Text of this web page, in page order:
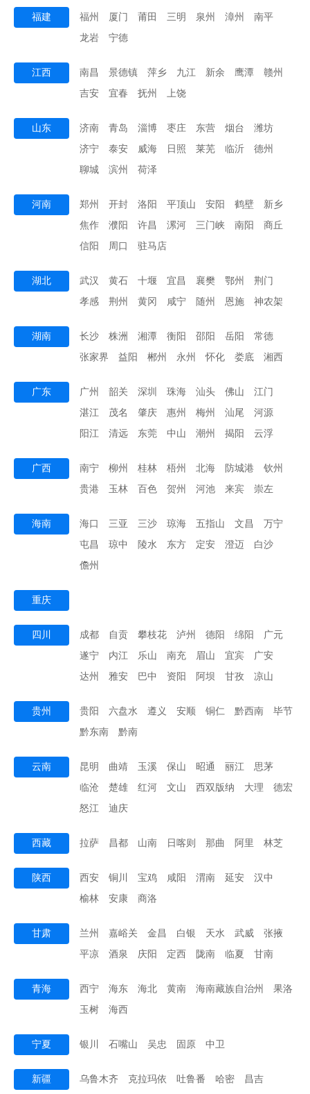
福建 福州 厦门 莆田 三明 泉州 漳州
南平
龙岩
宁德
江西 南昌 景德镇 萍乡 九江 新余 鹰潭
赣州
吉安
宜春 抚州 上饶
山东 济南 青岛 淄博 枣庄 东营 烟台
潍坊
济宁
泰安 威海 日照 莱芜 临沂
德州
聊城
滨州 荷泽
河南 郑州 开封 洛阳 平顶山 安阳 鹤壁
新乡
焦作
濮阳 许昌 漯河 三门峡 南阳
商丘
信阳
周口 驻马店
湖北 武汉 黄石 十堰 宜昌 襄樊 鄂州
荆门
孝感
荆州 黄冈 咸宁 随州 恩施 神农架
湖南 长沙 株洲 湘潭 衡阳 邵阳 岳阳
常德
张家界
益阳 郴州 永州 怀化 娄底 湘西
广东 广州 韶关 深圳 珠海 汕头 佛山
江门
湛江
茂名 肇庆 惠州 梅州 汕尾
河源
阳江
清远 东莞 中山 潮州 揭阳 云浮
广西 南宁 柳州 桂林 梧州 北海 防城港
钦州
贵港
玉林 百色 贺州 河池 来宾 崇左
海南 海口 三亚 三沙 琼海 五指山 文昌
万宁
屯昌
琼中 陵水 东方 定安 澄迈
白沙
儋州
重庆
四川 成都 自贡 攀枝花 泸州 德阳 绵阳
广元
遂宁
内江 乐山 南充 眉山 宜宾
广安
达州
雅安 巴中 资阳 阿坝 甘孜 凉山
贵州 贵阳 六盘水 遵义 安顺 铜仁 黔西南
毕节
黔东南
黔南
云南 昆明 曲靖 玉溪 保山 昭通 丽江
思茅
临沧
楚雄 红河 文山 西双版纳 大理
德宏
怒江
迪庆
西藏 拉萨 昌都 山南 日喀则 那曲 阿里 林芝
陕西 西安 铜川 宝鸡 咸阳 渭南 延安
汉中
榆林
安康 商洛
甘肃 兰州 嘉峪关 金昌 白银 天水 武威
张掖
平凉
酒泉 庆阳 定西 陇南 临夏 甘南
青海 西宁 海东 海北 黄南 海南藏族自治州
果洛
玉树
海西
宁夏 银川 石嘴山 吴忠 固原 中卫
新疆 乌鲁木齐 克拉玛依 吐鲁番 哈密 昌吉